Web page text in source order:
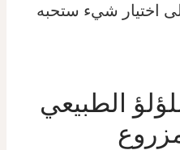
اختيار شيء ستحبه
الطبيعي